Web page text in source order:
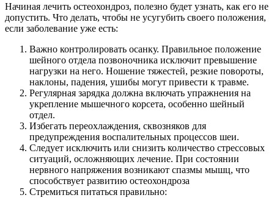
Начиная лечить остеохондроз, полезно будет узнать, как его не
допустить. Что делать, чтобы не усугубить своего положения,
если заболевание уже есть:
Важно контролировать осанку. Правильное положение
шейного отдела позвоночника исключит превышение
нагрузки на него. Ношение тяжестей, резкие повороты,
наклоны, падения, ушибы могут привести к травме.
Регулярная зарядка должна включать упражнения на
укрепление мышечного корсета, особенно шейный
отдел.
Избегать переохлаждения, сквозняков для
предупреждения воспалительных процессов шеи.
Следует исключить или снизить количество стрессовых
ситуаций, осложняющих лечение. При состоянии
нервного напряжения возникают спазмы мышц, что
способствует развитию остеохондроза
Стремиться питаться правильно: